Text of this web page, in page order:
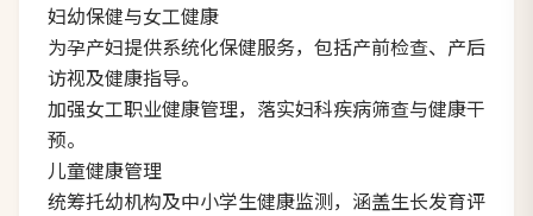
妇幼保健与女工健康
为孕产妇提供系统化保健服务，包括产前检查、产后
访视及健康指导。
加强女工职业健康管理，落实妇科疾病筛查与健康干
预。
儿童健康管理
统筹托幼机构及中小学生健康监测，涵盖生长发育评